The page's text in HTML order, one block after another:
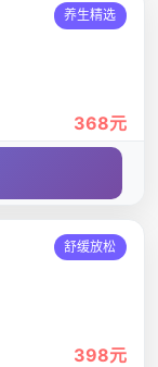
养生精选
368元
舒缓放松
398元